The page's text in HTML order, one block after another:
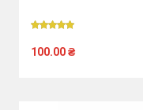
100.00₴